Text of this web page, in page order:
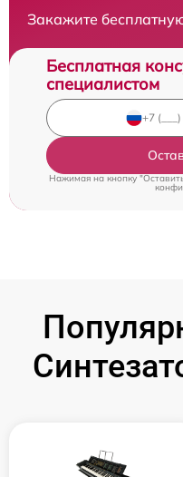
Закажите
Бесплатная
специалистом
Нажимая на кнопку